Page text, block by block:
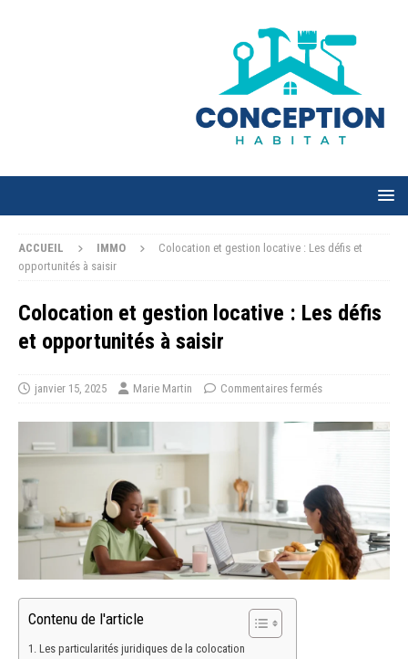
ACCUEIL IMMO
Colocation et gestion locative : Les défis et
opportunités à saisir
Colocation et gestion locative : Les défis
et opportunités à saisir
janvier 15, 2025 Marie Martin Commentaires fermés
Contenu de l'article
Les particularités juridiques de la colocation